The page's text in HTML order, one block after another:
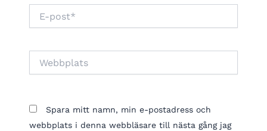
post*
Spara mitt namn, min e-postadress och
webbplats i denna webbläsare till nästa gång jag